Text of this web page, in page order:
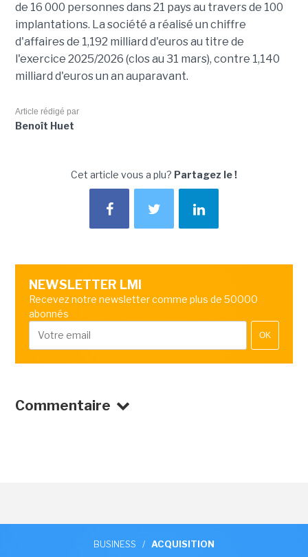
de 16 000 personnes dans 21 pays au travers de 100
implantations. La société a réalisé un chiffre
d'affaires de 1,192 milliard d'euros au titre de
l'exercice 2025/2026 (clos au 31 mars), contre 1,140
milliard d'euros un an auparavant.
Article rédigé par
Benoît Huet
Cet article vous a plu? Partagez le !
NEWSLETTER LMI
Recevez notre newsletter comme plus de 50000
abonnés
OK
Commentaire
BUSINESS / ACQUISITION